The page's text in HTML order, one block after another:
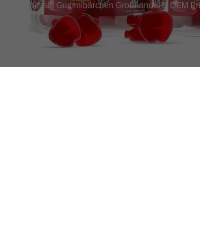
Apfelessig Gummibärchen Großhandel & OEM